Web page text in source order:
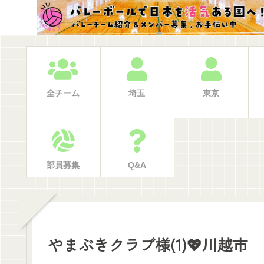
全チーム 埼玉 東京
部員募集 Q&A
やまぶきクラブ様(1)💖川越市